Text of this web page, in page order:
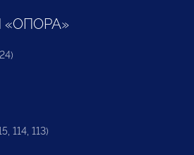
«ОПОРА»
114, 113)